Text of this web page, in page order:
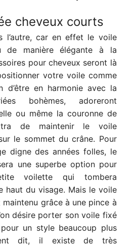
cheveux courts
l’autre, car en effet le voile
de manière élégante à la
pour cheveux seront là
votre voile comme
d’être en harmonie avec la
bohèmes, adoreront
ou même la couronne de
de maintenir le voile
le sommet du crâne. Pour
digne des années folles, le
une superbe option pour
voilette qui tombera
haut du visage. Mais le voile
grâce à une pince à
désire porter son voile fixé
un style beaucoup plus
dit, il existe de très